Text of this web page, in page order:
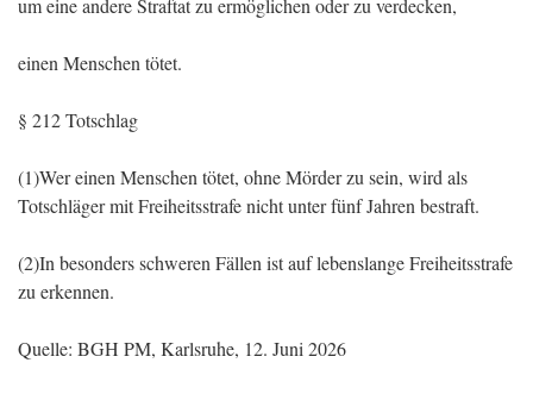
um eine andere Straftat zu ermöglichen oder zu verdecken,
einen Menschen tötet.
§ 212 Totschlag
(1)Wer einen Menschen tötet, ohne Mörder zu sein, wird als
Totschläger mit Freiheitsstrafe nicht unter fünf Jahren bestraft.
(2)In besonders schweren Fällen ist auf lebenslange Freiheitsstrafe
zu erkennen.
Quelle: BGH PM, Karlsruhe, 12. Juni 2026